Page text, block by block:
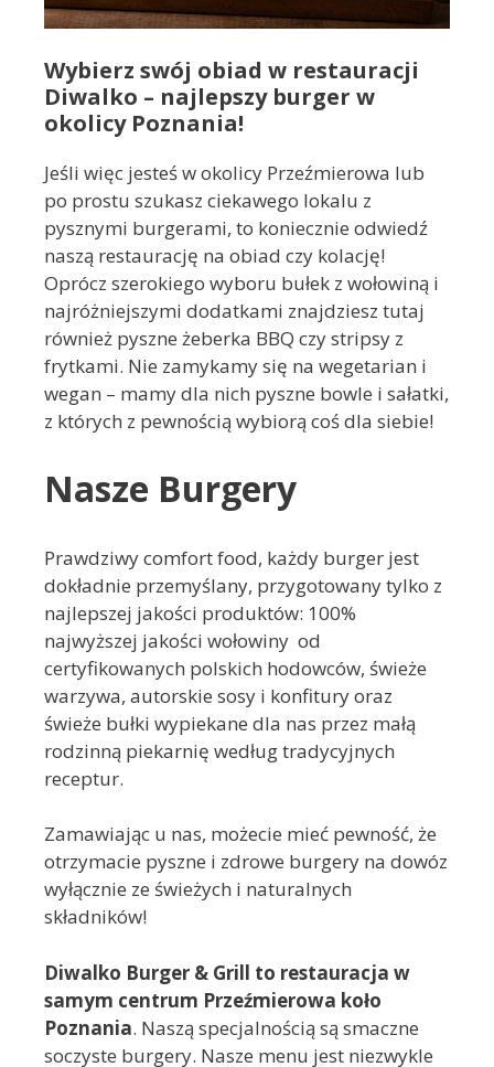
Wybierz swój obiad w restauracji
Diwalko – najlepszy burger w
okolicy Poznania!
Jeśli więc jesteś w okolicy Przeźmierowa lub
po prostu szukasz ciekawego lokalu z
pysznymi burgerami, to koniecznie odwiedź
naszą restaurację na obiad czy kolację!
Oprócz szerokiego wyboru bułek z wołowiną i
najróżniejszymi dodatkami znajdziesz tutaj
również pyszne żeberka BBQ czy stripsy z
frytkami. Nie zamykamy się na wegetarian i
wegan – mamy dla nich pyszne bowle i sałatki,
z których z pewnością wybiorą coś dla siebie!
Nasze Burgery
Prawdziwy comfort food, każdy burger jest
dokładnie przemyślany, przygotowany tylko z
najlepszej jakości produktów: 100%
najwyższej jakości wołowiny od
certyfikowanych polskich hodowców, świeże
warzywa, autorskie sosy i konfitury oraz
świeże bułki wypiekane dla nas przez małą
rodzinną piekarnię według tradycyjnych
receptur.
Zamawiając u nas, możecie mieć pewność, że
otrzymacie pyszne i zdrowe burgery na dowóz
wyłącznie ze świeżych i naturalnych
składników!
Diwalko Burger & Grill to restauracja w
samym centrum Przeźmierowa koło
Poznania. Naszą specjalnością są smaczne
soczyste burgery. Nasze menu jest niezwykle